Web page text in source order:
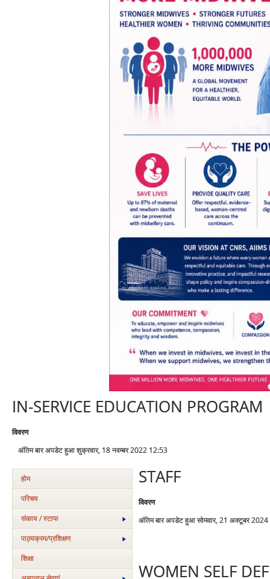
IN-SERVICE EDUCATION PROGRAM
विवरण
अंतिम बार अपडेट हुआ शुक्रवार, 18 नवम्बर 2022 12:53
होम
परिचय
संकाय / स्टाफ
पाठ्यक्रम/प्रशिक्षण
शिक्षा
STAFF
विवरण
अंतिम बार अपडेट हुआ सोमवार, 21 अक्टूबर
WOMEN SELF